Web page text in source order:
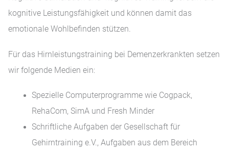
kognitive Leistungsfähigkeit und können damit das
emotionale Wohlbefinden stützen.
Für das Hirnleistungstraining bei Demenzerkrankten setzen
wir folgende Medien ein:
Spezielle Computerprogramme wie Cogpack,
RehaCom, SimA und Fresh Minder
Schriftliche Aufgaben der Gesellschaft für
Gehirntraining e.V., Aufgaben aus dem Bereich